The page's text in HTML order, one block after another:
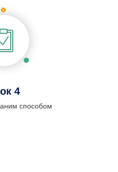
4
способом